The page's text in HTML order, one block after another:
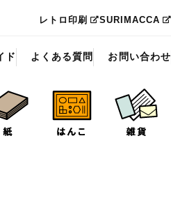
レトロ印刷 SURIMACCA
ド よくある質問 お問い合わせ